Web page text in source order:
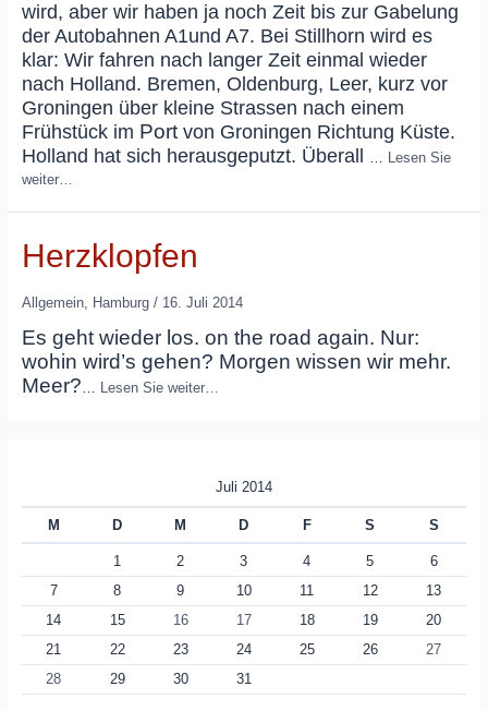
wird, aber wir haben ja noch Zeit bis zur Gabelung
der Autobahnen A1und A7. Bei Stillhorn wird es
klar: Wir fahren nach langer Zeit einmal wieder
nach Holland. Bremen, Oldenburg, Leer, kurz vor
Groningen über kleine Strassen nach einem
Frühstück im Portvon Groningen Richtung Küste.
Holland hat sich herausgeputzt. Überall
… Lesen Sie
weiter…
Herzklopfen
Allgemein, Hamburg/ 16. Juli 2014
Es geht wieder los. on the road again. Nur:
wohin wird’s gehen? Morgen wissen wir mehr.
Meer?… Lesen Sie weiter…
Juli 2014
M D M D F S S
1 2 3 4 5
6
7
8 9 10 11 12
13
14
15 16 17 18 19
20
21
22 23 24 25 26
27
28
29 30 31